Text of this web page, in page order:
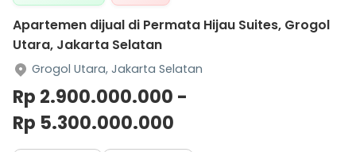
Apartemen dijual di Permata Hijau Suites, Grogol
Utara, Jakarta Selatan
Grogol Utara, Jakarta Selatan
Rp 2.900.000.000 -
Rp 5.300.000.000